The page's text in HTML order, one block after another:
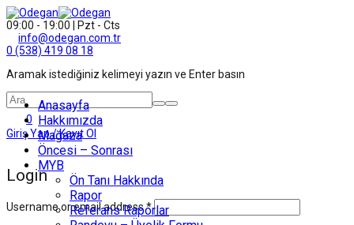
09:00 - 19:00 | Pzt - Cts
info@odegan.com.tr
0 (538) 419 08 18
Aramak istediğiniz kelimeyi yazın ve Enter basın
0
Giriş Yap / Kayıt Ol
Login
Username or email address*
Anasayfa
Hakkımızda
Mağaza
Öncesi – Sonrası
MYB
Ön Tanı Hakkında
Rapor
Referans Raporlar